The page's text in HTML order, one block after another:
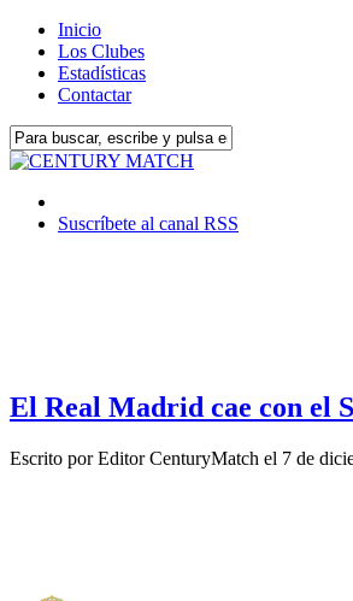
Inicio
Los Clubes
Estadísticas
Contactar
Suscríbete al canal RSS
El Real Madrid cae con el
Escrito porEditor CenturyMatch el 7 de